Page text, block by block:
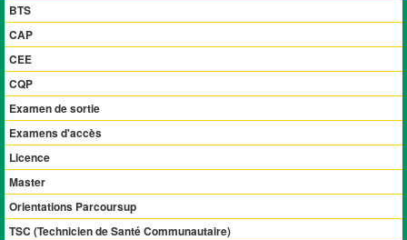
BTS
CAP
CEE
CQP
Examen de sortie
Examens d'accès
Licence
Master
Orientations Parcoursup
TSC (Technicien de Santé Communautaire)